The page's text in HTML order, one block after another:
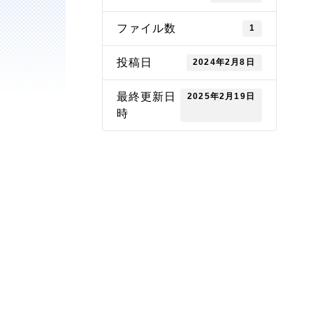
ファイル数 1
投稿日 2024年2月8日
最終更新日
時
2025年2月19日